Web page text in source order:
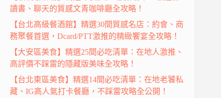
讀書、聊天的質感文青咖啡廳全攻略！
【台北高級餐酒館】精選30間質感名店：約會、商
務聚餐首選，Dcard/PTT激推的精緻饗宴全攻略！
【大安區美食】精選25間必吃清單：在地人激推、
高評價不踩雷的隱藏版美味全攻略！
【台北東區美食】精選14間必吃清單：在地老饕私
藏、IG高人氣打卡餐廳，不踩雷攻略全公開！